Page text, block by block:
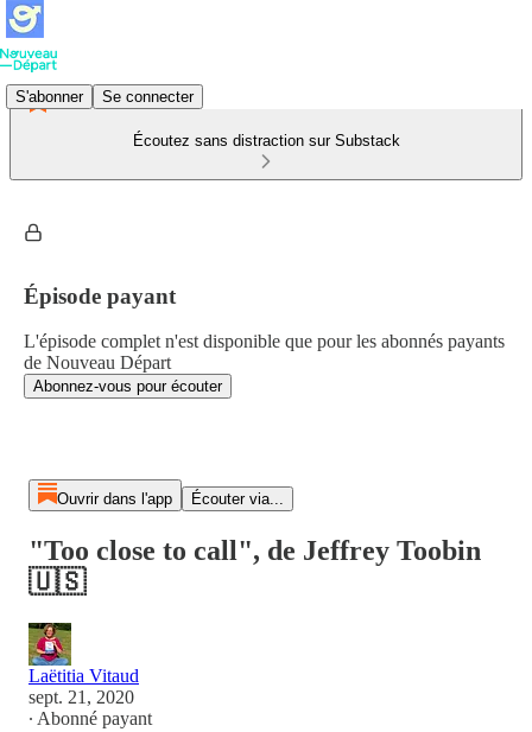
S'abonner Se connecter
Écoutez sans distraction sur Substack
Épisode payant
L'épisode complet n'est disponible que pour les abonnés payants
de Nouveau Départ
Abonnez-vous pour écouter
Ouvrir dans l'app Écouter via...
"Too close to call", de Jeffrey Toobin
🇺🇸
Laëtitia Vitaud
sept. 21, 2020
∙ Abonné payant